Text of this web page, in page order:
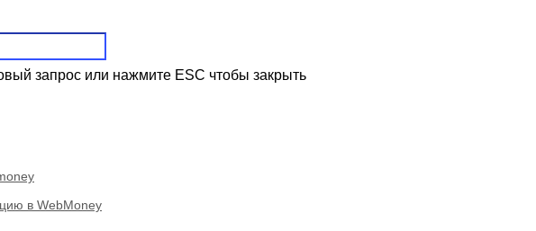
запрос или нажмите ESC чтобы закрыть
в WebMoney